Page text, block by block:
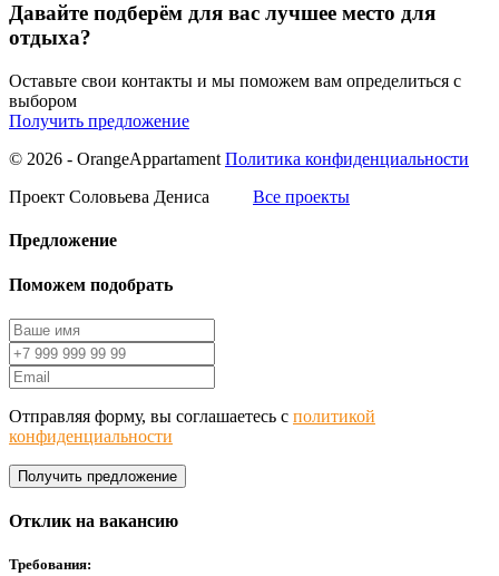
Давайте подберём для вас лучшее место для
отдыха?
Оставьте свои контакты и мы поможем вам определиться с
выбором
Получить предложение
© 2026 - OrangeAppartament Политика конфиденциальности
Проект Соловьева Дениса
Все проекты
Предложение
Поможем подобрать
Отправляя форму, вы соглашаетесь с политикой
конфиденциальности
Получить предложение
Отклик на вакансию
Требования: